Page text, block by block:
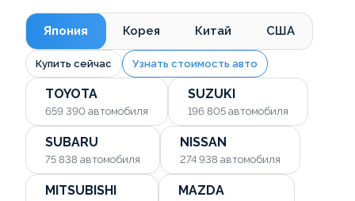
Япония Корея Китай США
Купить сейчас Узнать стоимость авто
TOYOTA
659 390 автомобиля
SUZUKI
196 805 автомобиля
SUBARU
75 838 автомобиля
NISSAN
274 938 автомобиля
MITSUBISHI MAZDA